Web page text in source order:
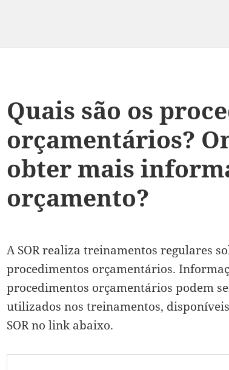
Quais são os
orçamentários?
obter mais
orçamento?
A SOR realiza treinamentos regulares
procedimentos orçamentários.
procedimentos orçamentários podem
utilizados nos treinamentos,
SOR no link abaixo.